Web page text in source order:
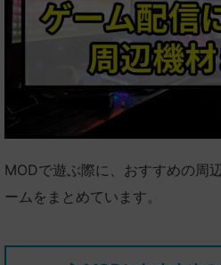
MODで遊ぶ際に、おすすめの周
ームをまとめています。